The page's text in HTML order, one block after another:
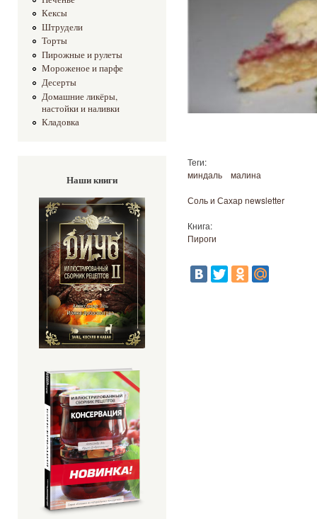
Кексы
Штрудели
Торты
Пирожные и рулеты
Мороженое и парфе
Десерты
Домашние ликёры,
настойки и наливки
Кладовка
Наши книги
Теги:
миндаль
малина
Соль и Сахар newsletter
Книга:
Пироги